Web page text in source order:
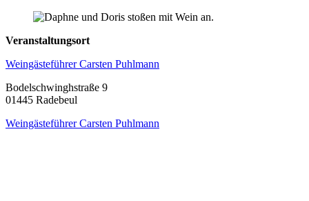
Veranstaltungsort
Weingästeführer Carsten Puhlmann
Bodelschwinghstraße 9
01445 Radebeul
Weingästeführer Carsten Puhlmann